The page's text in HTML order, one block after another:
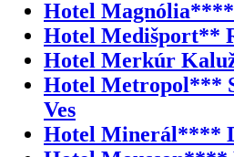
Hotel
Hotel Medišport**
Hotel Merkúr
Hotel Metropol***
Ves
Hotel Minerál****